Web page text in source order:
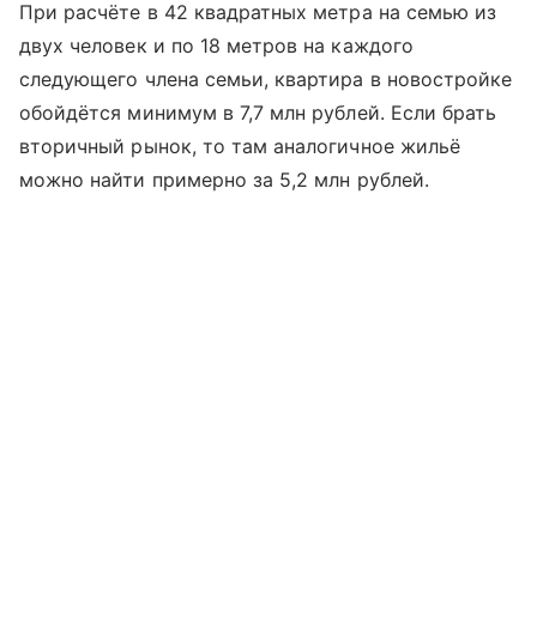
При расчёте в 42 квадратных метра на семью из
двух человек и по 18 метров на каждого
следующего члена семьи, квартира в новостройке
обойдётся минимум в 7,7 млн рублей. Если брать
вторичный рынок, то там аналогичное жильё
можно найти примерно за 5,2 млн рублей.